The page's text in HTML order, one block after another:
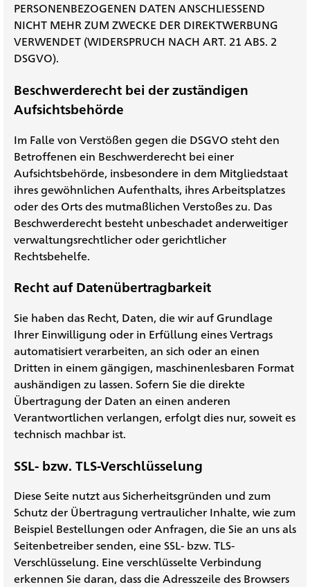
PERSONENBEZOGENEN DATEN ANSCHLIESSEND
NICHT MEHR ZUM ZWECKE DER DIREKTWERBUNG
VERWENDET (WIDERSPRUCH NACH ART. 21 ABS. 2
DSGVO).
Beschwerderecht bei der zuständigen
Aufsichtsbehörde
Im Falle von Verstößen gegen die DSGVO steht den
Betroffenen ein Beschwerderecht bei einer
Aufsichtsbehörde, insbesondere in dem Mitgliedstaat
ihres gewöhnlichen Aufenthalts, ihres Arbeitsplatzes
oder des Orts des mutmaßlichen Verstoßes zu. Das
Beschwerderecht besteht unbeschadet anderweitiger
verwaltungsrechtlicher oder gerichtlicher
Rechtsbehelfe.
Recht auf Datenübertragbarkeit
Sie haben das Recht, Daten, die wir auf Grundlage
Ihrer Einwilligung oder in Erfüllung eines Vertrags
automatisiert verarbeiten, an sich oder an einen
Dritten in einem gängigen, maschinenlesbaren Format
aushändigen zu lassen. Sofern Sie die direkte
Übertragung der Daten an einen anderen
Verantwortlichen verlangen, erfolgt dies nur, soweit es
technisch machbar ist.
SSL- bzw. TLS-Verschlüsselung
Diese Seite nutzt aus Sicherheitsgründen und zum
Schutz der Übertragung vertraulicher Inhalte, wie zum
Beispiel Bestellungen oder Anfragen, die Sie an uns als
Seitenbetreiber senden, eine SSL- bzw. TLS-
Verschlüsselung. Eine verschlüsselte Verbindung
erkennen Sie daran, dass die Adresszeile des Browsers